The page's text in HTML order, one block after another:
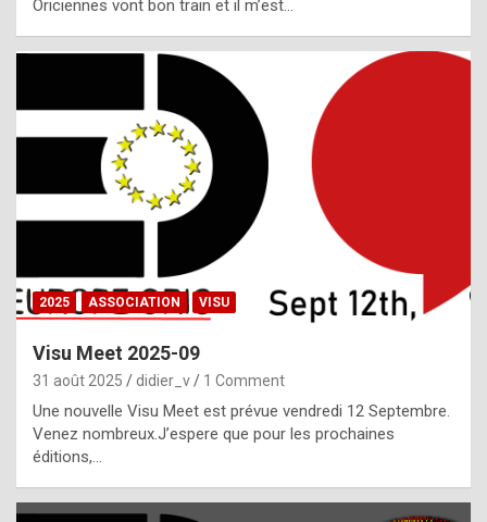
i
l
,
g
h
t
f
Oriciennes vont bon train et il m’est…
2025 ASSOCIATION VISU
Visu Meet 2025-09
31 août 2025 didier_v 1 Comment
Une nouvelle Visu Meet est prévue vendredi 12 Septembre.
Venez nombreux.J’espere que pour les prochaines
éditions,…